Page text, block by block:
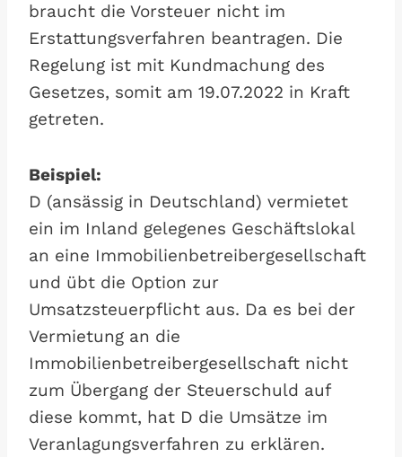
braucht die Vorsteuer nicht im
Erstattungsverfahren beantragen. Die
Regelung ist mit Kundmachung des
Gesetzes, somit am 19.07.2022 in Kraft
getreten.
Beispiel:
D (ansässig in Deutschland) vermietet
ein im Inland gelegenes Geschäftslokal
an eine Immobilienbetreibergesellschaft
und übt die Option zur
Umsatzsteuerpflicht aus. Da es bei der
Vermietung an die
Immobilienbetreibergesellschaft nicht
zum Übergang der Steuerschuld auf
diese kommt, hat D die Umsätze im
Veranlagungsverfahren zu erklären.